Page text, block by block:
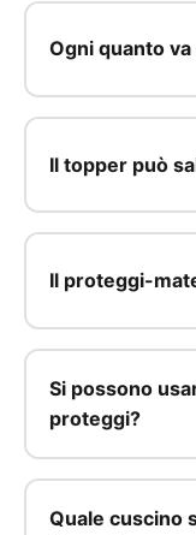
Ogni quanto
Il topper può
Il proteggi-
Si possono
proteggi?
Quale cuscino